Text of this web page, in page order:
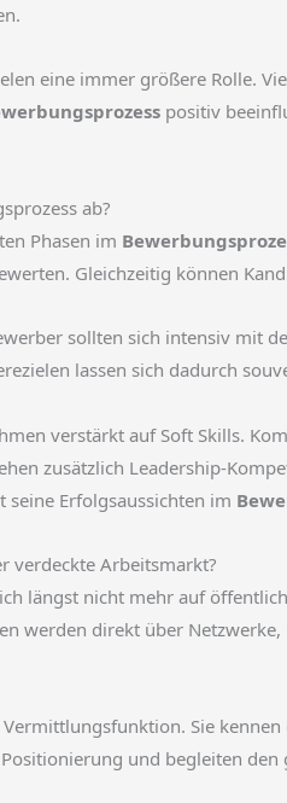
eine immer größere Rolle.
positiv
ab?
Phasen im
Gleichzeitig können
sollten sich intensiv mit
lassen sich dadurch
verstärkt auf Soft Skills.
zusätzlich Leadership-
seine Erfolgsaussichten im
verdeckte Arbeitsmarkt?
längst nicht mehr auf
werden direkt über
Sie
und begleiten